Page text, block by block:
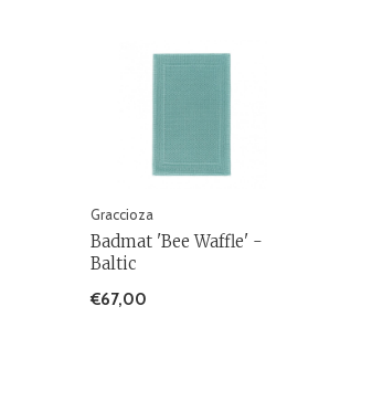
Graccioza
Badmat 'Bee Waffle' -
Baltic
€67,00